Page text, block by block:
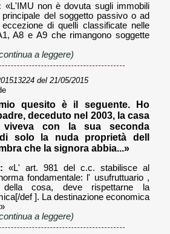
«L'IMU non è dovuta sugli immobili
del soggetto passivo o ad
di quelli classificate nelle
A8 e A9 che rimangono soggette
a leggere)
del 21/05/2015
quesito è il seguente. Ho
deceduto nel 2003, la casa
viveva con la sua seconda
solo la nuda proprietà dell
che la signora abbia...»
«L' art. 981 del c.c. stabilisce al
fondamentale: l' usufruttuario ,
cosa, deve rispettarne la
def ]. La destinazione economica
a leggere)